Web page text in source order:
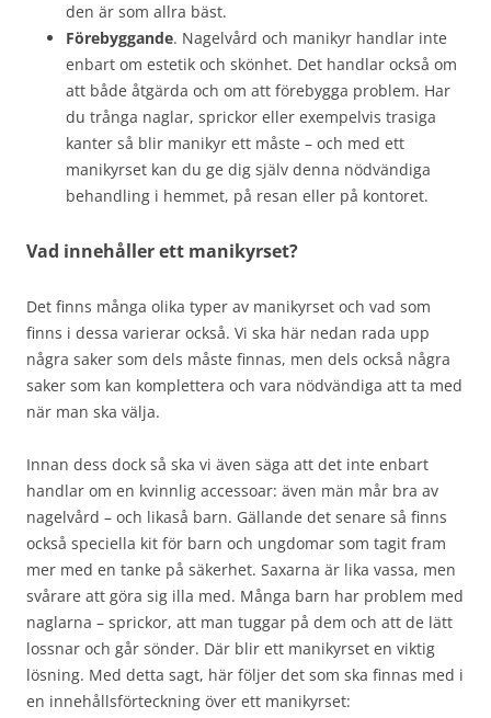
den är som allra bäst.
Förebyggande. Nagelvård och manikyr handlar inte
enbart om estetik och skönhet. Det handlar också om
att både åtgärda och om att förebygga problem. Har
du trånga naglar, sprickor eller exempelvis trasiga
kanter så blir manikyr ett måste – och med ett
manikyrset kan du ge dig själv denna nödvändiga
behandling i hemmet, på resan eller på kontoret.
Vad innehåller ett manikyrset?
Det finns många olika typer av manikyrset och vad som
finns i dessa varierar också. Vi ska här nedan rada upp
några saker som dels måste finnas, men dels också några
saker som kan komplettera och vara nödvändiga att ta med
när man ska välja.
Innan dess dock så ska vi även säga att det inte enbart
handlar om en kvinnlig accessoar: även män mår bra av
nagelvård – och likaså barn. Gällande det senare så finns
också speciella kit för barn och ungdomar som tagit fram
mer med en tanke på säkerhet. Saxarna är lika vassa, men
svårare att göra sig illa med. Många barn har problem med
naglarna – sprickor, att man tuggar på dem och att de lätt
lossnar och går sönder. Där blir ett manikyrset en viktig
lösning. Med detta sagt, här följer det som ska finnas med i
en innehållsförteckning över ett manikyrset: